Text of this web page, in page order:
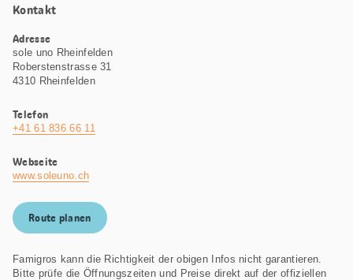
Kontakt
Adresse
sole uno Rheinfelden
Roberstenstrasse 31
4310 Rheinfelden
Telefon
+41 61 836 66 11
Webseite
www.soleuno.ch
Route planen
Famigros kann die Richtigkeit der obigen Infos nicht garantieren.
Bitte prüfe die Öffnungszeiten und Preise direkt auf der offiziellen